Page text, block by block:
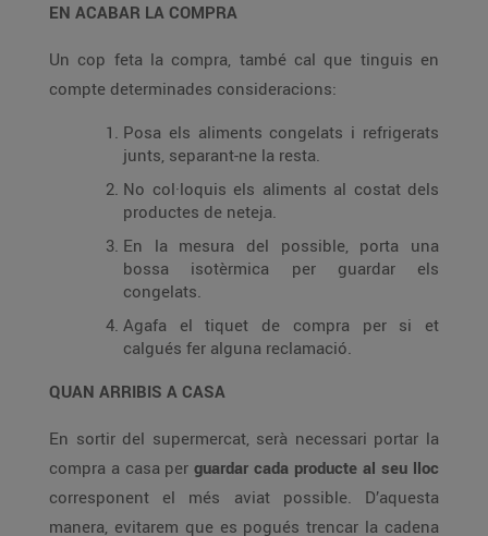
EN ACABAR LA COMPRA
Un cop feta la compra, també cal que tinguis en
compte determinades consideracions:
Posa els aliments congelats i refrigerats
junts, separant-ne la resta.
No col·loquis els aliments al costat dels
productes de neteja.
En la mesura del possible, porta una
bossa isotèrmica per guardar els
congelats.
Agafa el tiquet de compra per si et
calgués fer alguna reclamació.
QUAN ARRIBIS A CASA
En sortir del supermercat, serà necessari portar la
compra a casa per guardar cada producte al seu lloc
corresponent el més aviat possible. D’aquesta
manera, evitarem que es pogués trencar la cadena